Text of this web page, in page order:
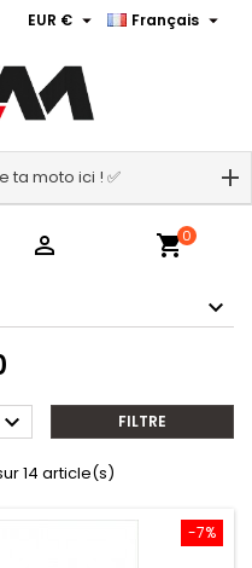
Français 
EUR € 
ta moto ici ! ✅
 shopping_cart0
 FILTRE
14 article(s)
-7%